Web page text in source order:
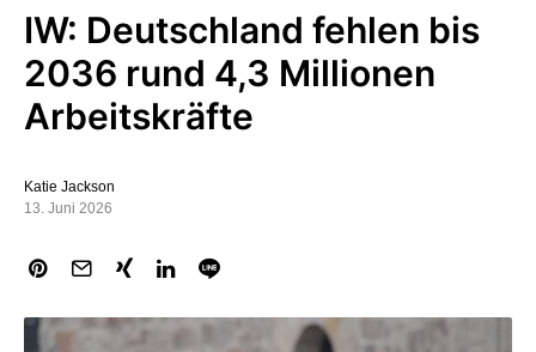
IW: Deutschland fehlen bis
2036 rund 4,3 Millionen
Arbeitskräfte
Katie Jackson
13. Juni 2026